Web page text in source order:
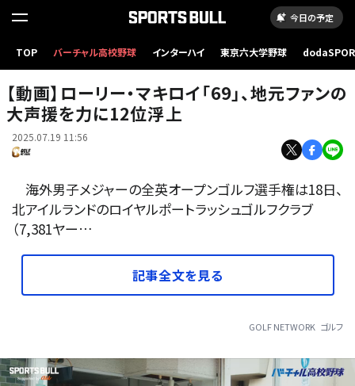
今日の予定
TOP バーチャル高校野球 インターハイ 東京六大学野球
【動画】ローリー・マキロイ「69」、地元ファンの大声援を力に12位浮上
【動画】ローリー・マキロイ「69」、地元ファンの
大声援を力に12位浮上
2025.07.19 11:56
海外男子メジャーの全英オープンゴルフ選手権は18日、
北アイルランドのロイヤルポートラッシュゴルフクラブ
（7,381ヤー…
記事全文を見る
GOLF NETWORK ゴルフ